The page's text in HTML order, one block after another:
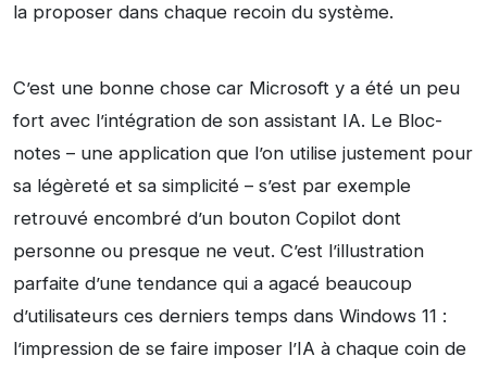
la proposer dans chaque recoin du système.
C’est une bonne chose car Microsoft y a été un peu
fort avec l’intégration de son assistant IA. Le Bloc-
notes – une application que l’on utilise justement pour
sa légèreté et sa simplicité – s’est par exemple
retrouvé encombré d’un bouton Copilot dont
personne ou presque ne veut. C’est l’illustration
parfaite d’une tendance qui a agacé beaucoup
d’utilisateurs ces derniers temps dans Windows 11 :
l’impression de se faire imposer l’IA à chaque coin de